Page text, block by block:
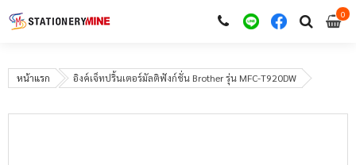
00
หน้าแรก อิงค์เจ็ทปริ้นเตอร์มัลติฟังก์ชั่น Brother รุ่น MFC-T920DW